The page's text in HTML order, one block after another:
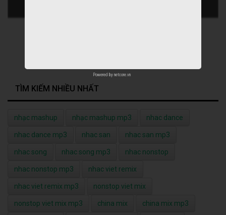
TÌM KIẾM NHIỀU NHẤT
nhạc mashup nhạc mashup mp3 nhac dance
nhac dance mp3 nhac san nhac san mp3
nhac song nhac song mp3 nhac nonstop
nhac nonstop mp3 nhac viet remix
nhac viet remix mp3 nonstop viet mix
nonstop viet mix mp3 china mix china mix mp3
Powered by netcore.vn